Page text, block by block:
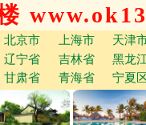
北京市 上海市 天津
辽宁省 吉林省 黑龙
甘肃省 青海省 宁夏区